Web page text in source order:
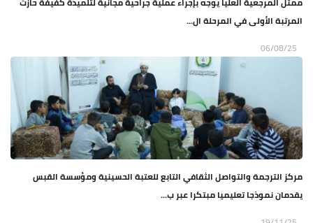
المرتبة الأولى في المرحلة ال...
06/08/25
مركز الترجمة والتواصل الثقافي التابع للعتبة الحسينية ومؤسسة القبس
يقدمان نموذجا تعليميا مبتكرا عبر ب...